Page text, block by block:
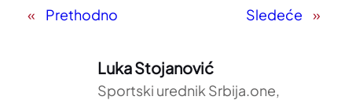
« Prethodno Sledeće »
Luka Stojanović
Sportski urednik Srbija.one,